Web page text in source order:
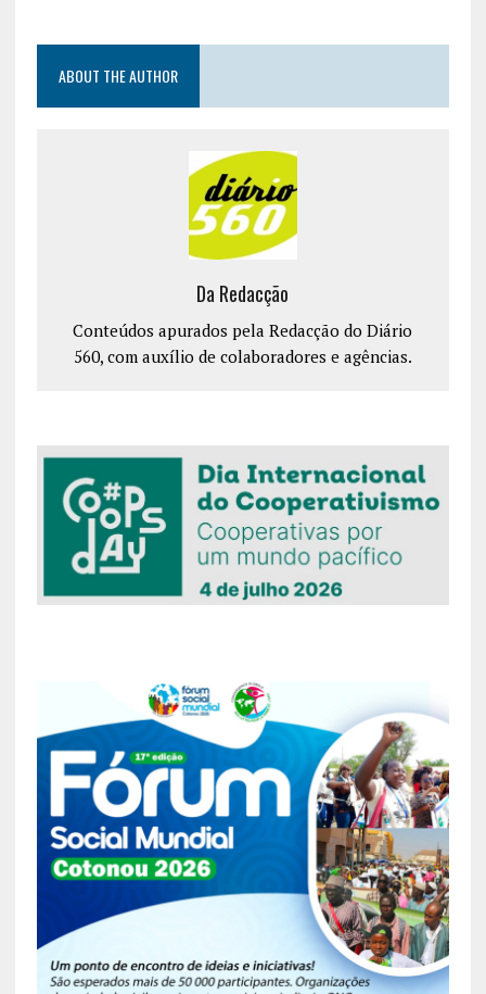
ABOUT THE AUTHOR
Da Redacção
Conteúdos apurados pela Redacção do Diário
560, com auxílio de colaboradores e agências.